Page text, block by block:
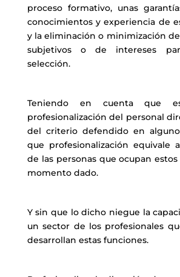
proceso formativo, unas
conocimientos y experiencia de
y la eliminación o minimización
subjetivos o de intereses
selección.
Teniendo en cuenta que
profesionalización del personal
del criterio defendido en
que profesionalización equivale
de las personas que ocupan
momento dado.
Y sin que lo dicho niegue la
un sector de los profesionales
desarrollan estas funciones.